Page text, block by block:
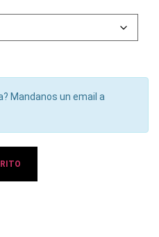
Mandanos un email a